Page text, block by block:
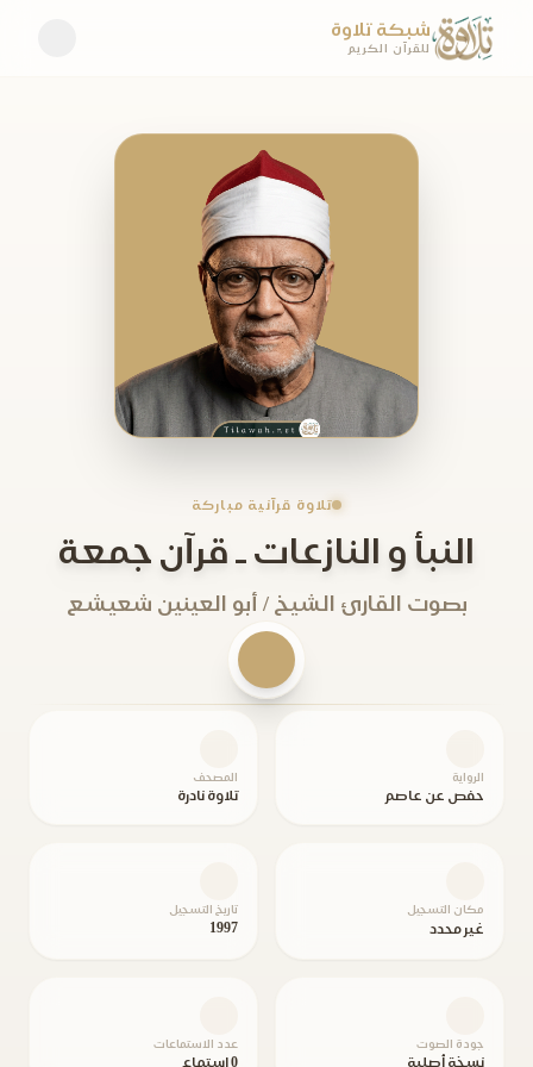
شبكة تلاوة
للقرآن الكريم
تلاوة قرآنية مباركة
النبأ و النازعات ـ قرآن جمعة
بصوت القارئ الشيخ / أبو العينين شعيشع
الرواية
حفص عن عاصم
المصحف
تلاوة نادرة
مكان التسجيل
غير محدد
تاريخ التسجيل
1997
جودة الصوت
نسخة أصلية
عدد الاستماعات
0 استماع